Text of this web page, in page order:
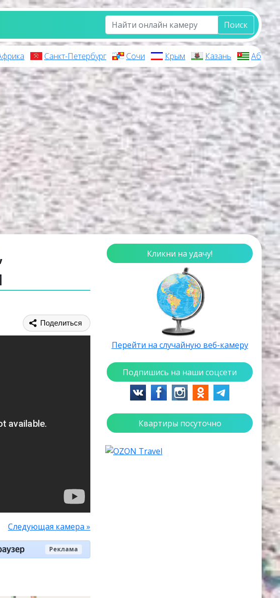
Поиск
Санкт-Петербург Сочи Крым Казань
Поделиться
Следующая камера »
Реклама
Кликни на удачу!
Перейти на случайную веб-камеру
Подпишись на наши соцсети
Квартиры посуточно